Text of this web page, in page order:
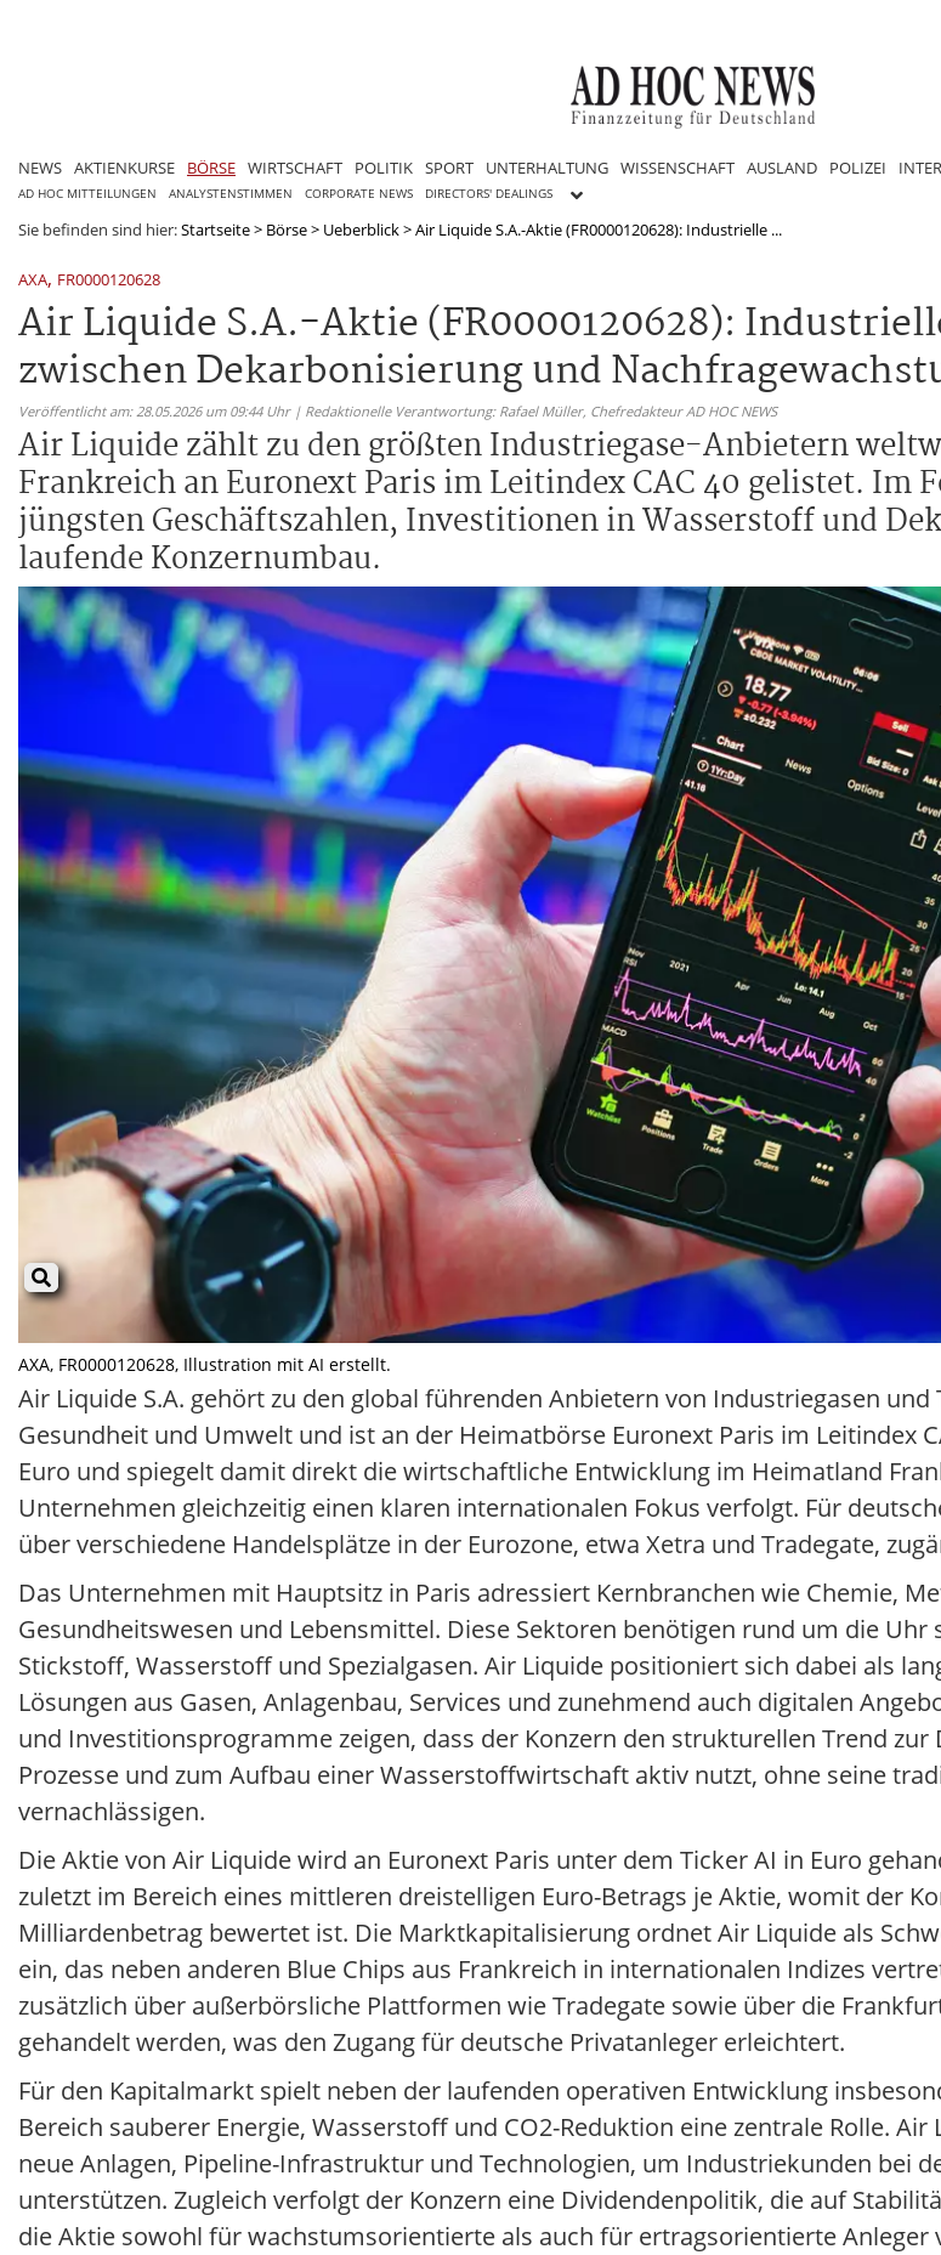
NEWS AKTIENKURSE BÖRSE WIRTSCHAFT POLITIK SPORT UNTERHALTUNG WISSENSCHAFT AUSLAND POLIZEI
AD HOC MITTEILUNGEN ANALYSTENSTIMMEN CORPORATE NEWS DIRECTORS' DEALINGS
Sie befinden sind hier:Startseite> Börse> Ueberblick>Air Liquide S.A.-Aktie (FR0000120628): Industrielle ...
AXA, FR0000120628
Air Liquide S.A.-Aktie (FR0000120628):
zwischen Dekarbonisierung und
Veröffentlicht am: 28.05.2026 um 09:44 Uhr | Redaktionelle Verantwortung: Rafael Müller, Chefredakteur AD HOC NEWS
Air Liquide zählt zu den größten Industriegase-Anbietern
Frankreich an Euronext Paris im Leitindex CAC 40 gelistet. Im
jüngsten Geschäftszahlen, Investitionen in Wasserstoff und
laufende Konzernumbau.
AXA, FR0000120628, Illustration mit AI erstellt.
Air Liquide S.A. gehört zu den global führenden Anbietern von Industriegasen
Gesundheit und Umwelt und ist an der Heimatbörse Euronext Paris im Leitindex
Euro und spiegelt damit direkt die wirtschaftliche Entwicklung im Heimatland
Unternehmen gleichzeitig einen klaren internationalen Fokus verfolgt. Für
über verschiedene Handelsplätze in der Eurozone, etwa Xetra und Tradegate,
Das Unternehmen mit Hauptsitz in Paris adressiert Kernbranchen wie Chemie,
Gesundheitswesen und Lebensmittel. Diese Sektoren benötigen rund um die
Stickstoff, Wasserstoff und Spezialgasen. Air Liquide positioniert sich dabei als
Lösungen aus Gasen, Anlagenbau, Services und zunehmend auch digitalen
und Investitionsprogramme zeigen, dass der Konzern den strukturellen Trend
Prozesse und zum Aufbau einer Wasserstoffwirtschaft aktiv nutzt, ohne seine
vernachlässigen.
Die Aktie von Air Liquide wird an Euronext Paris unter dem Ticker AI in Euro
zuletzt im Bereich eines mittleren dreistelligen Euro-Betrags je Aktie, womit der
Milliardenbetrag bewertet ist. Die Marktkapitalisierung ordnet Air Liquide als
ein, das neben anderen Blue Chips aus Frankreich in internationalen Indizes
zusätzlich über außerbörsliche Plattformen wie Tradegate sowie über die
gehandelt werden, was den Zugang für deutsche Privatanleger erleichtert.
Für den Kapitalmarkt spielt neben der laufenden operativen Entwicklung
Bereich sauberer Energie, Wasserstoff und CO2-Reduktion eine zentrale Rolle.
neue Anlagen, Pipeline-Infrastruktur und Technologien, um Industriekunden bei
unterstützen. Zugleich verfolgt der Konzern eine Dividendenpolitik, die auf
die Aktie sowohl für wachstumsorientierte als auch für ertragsorientierte Anleger